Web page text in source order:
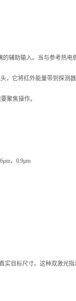
辅助输入。当与参考热电
，它将红外能量带到探测
聚焦操作。
，0.9μm
实目标尺寸。这种双激光